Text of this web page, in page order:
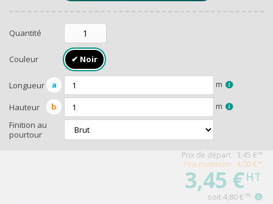
RECEVEZ
Quantité
Couleur
Longueur a m
Hauteur b
m
Finition au
pourtour
Prix de départ : 3,45 € HT
Prix minimum : 4,00 € HT
3,45 €HT
soit4,80 € TTC